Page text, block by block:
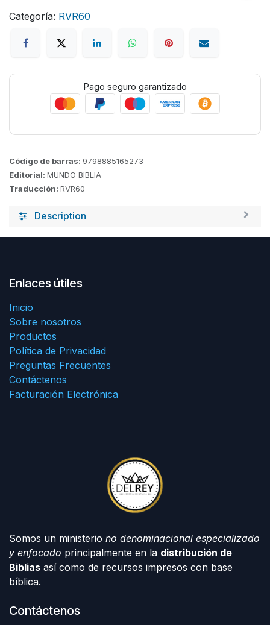
Categoría: RVR60
Pago seguro garantizado
Código de barras: 9798885165273
Editorial: MUNDO BIBLIA
Traducción: RVR60
Description
Enlaces útiles
Inicio
Sobre nosotros
Productos
Política de Privacidad
Preguntas Frecuentes
Contáctenos
Facturación Electrónica
Somos un ministerio no denominacional especializado
y enfocado principalmente en la distribución de
Biblias así como de recursos impresos con base
bíblica.
Contáctenos